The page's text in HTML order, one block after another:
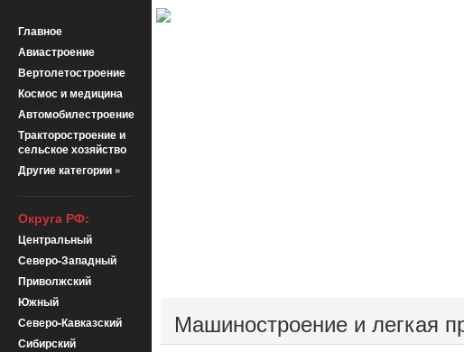
Главное
Авиастроение
Вертолетостроение
Космос и медицина
Автомобилестроение
Тракторостроение и
сельское хозяйство
Другие категории »
Округа РФ:
Центральный
Северо-Западный
Приволжский
Южный
Северо-Кавказский
Сибирский
Машиностроение и легкая